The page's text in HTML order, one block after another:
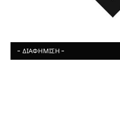
- ΔΙΑΦΉΜΙΣΗ -